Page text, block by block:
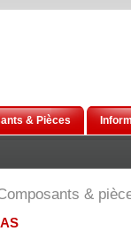
& Pièces
&